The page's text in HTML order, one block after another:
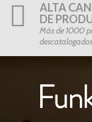
ALTA
DE
Más de 1000
descatalogados